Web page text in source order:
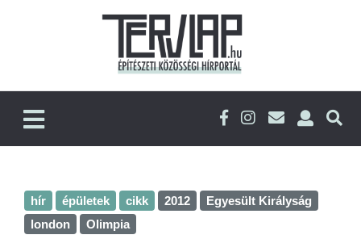
hír épületek cikk 2012
Egyesült Királyság
london
Olimpia